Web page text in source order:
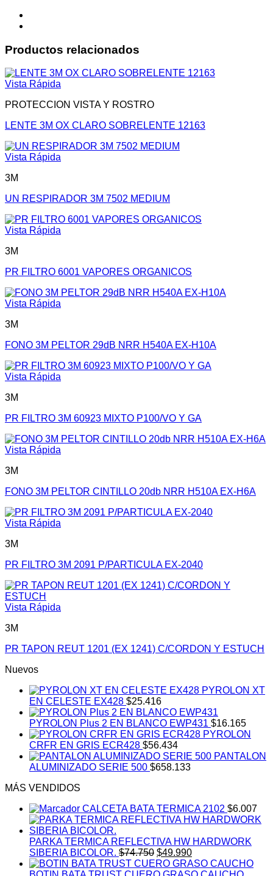
Productos relacionados
Vista Rápida
PROTECCION VISTA Y ROSTRO
LENTE 3M OX CLARO SOBRELENTE 12163
Vista Rápida
3M
UN RESPIRADOR 3M 7502 MEDIUM
Vista Rápida
3M
PR FILTRO 6001 VAPORES ORGANICOS
Vista Rápida
3M
FONO 3M PELTOR 29dB NRR H540A EX-H10A
Vista Rápida
3M
PR FILTRO 3M 60923 MIXTO P100/VO Y GA
Vista Rápida
3M
FONO 3M PELTOR CINTILLO 20db NRR H510A EX-H6A
Vista Rápida
3M
PR FILTRO 3M 2091 P/PARTICULA EX-2040
Vista Rápida
3M
PR TAPON REUT 1201 (EX 1241) C/CORDON Y ESTUCH
Nuevos
PYROLON XT
EN CELESTE EX428 $25.416
PYROLON Plus 2 EN BLANCO EWP431 $16.165
PYROLON
CRFR EN GRIS ECR428 $56.434
PANTALON
ALUMINIZADO SERIE 500 $658.133
MÁS VENDIDOS
CALCETA BATA TERMICA 2102 $6.007
PARKA TERMICA REFLECTIVA HW HARDWORK
SIBERIA BICOLOR. $74.750 El
precio
$49.990El
precio